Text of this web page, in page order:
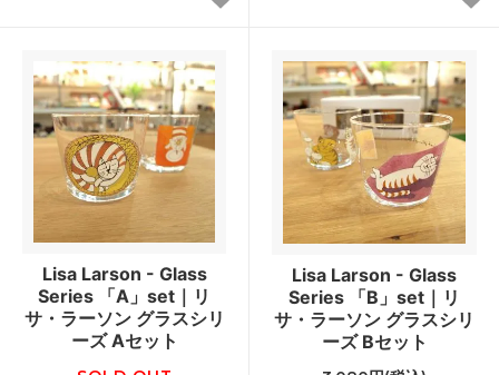
Lisa Larson - Glass
Series 「A」set｜リ
サ・ラーソン グラスシリ
ーズ Aセット
Lisa Larson - Glass
Series 「B」set｜リ
サ・ラーソン グラスシリ
ーズ Bセット